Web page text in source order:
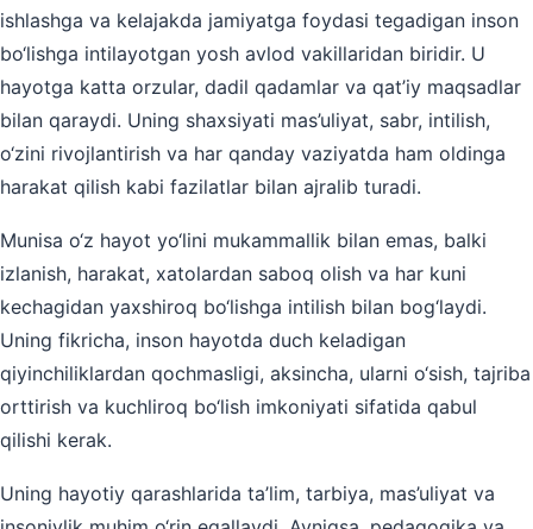
ishlashga va kelajakda jamiyatga foydasi tegadigan inson
bo‘lishga intilayotgan yosh avlod vakillaridan biridir. U
hayotga katta orzular, dadil qadamlar va qat’iy maqsadlar
bilan qaraydi. Uning shaxsiyati mas’uliyat, sabr, intilish,
o‘zini rivojlantirish va har qanday vaziyatda ham oldinga
harakat qilish kabi fazilatlar bilan ajralib turadi.
Munisa o‘z hayot yo‘lini mukammallik bilan emas, balki
izlanish, harakat, xatolardan saboq olish va har kuni
kechagidan yaxshiroq bo‘lishga intilish bilan bog‘laydi.
Uning fikricha, inson hayotda duch keladigan
qiyinchiliklardan qochmasligi, aksincha, ularni o‘sish, tajriba
orttirish va kuchliroq bo‘lish imkoniyati sifatida qabul
qilishi kerak.
Uning hayotiy qarashlarida ta’lim, tarbiya, mas’uliyat va